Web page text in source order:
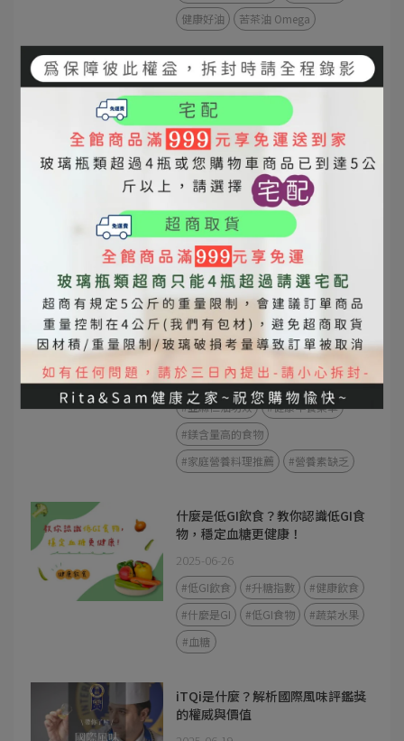
健康好油
苦茶油 Omega
苦茶油 vs 橄欖油差異｜發煙點、
營養價值、料理方式完整解析
2025-09-04
#苦茶油
#橄欖油
苦茶油 vs 橄欖油
苦茶油與橄欖油差異
苦茶油功效
橄欖油功效
苦茶油營養價值
橄欖油營養價值
東方橄欖油
全家人常常累？搞不好不是缺睡，
是缺這幾樣營養素！
2025-06-30
#植物性補鐵食物
#苦茶油營養
#亞麻仁油功效
#健康早餐菜單
#鎂含量高的食物
#家庭營養料理推薦
#營養素缺乏
什麼是低GI飲食？教你認識低GI食
物，穩定血糖更健康！
2025-06-26
#低GI飲食 #升糖指數
#健康飲食
#什麼是GI
#低GI食物
#蔬菜水果
#血糖
iTQi是什麼？解析國際風味評鑑獎
的權威與價值